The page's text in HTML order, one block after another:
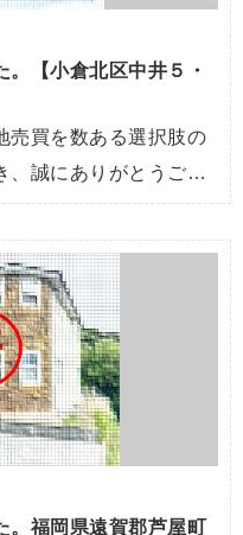
【小倉北区中井５・
売買を数ある選択肢の
、誠にありがとうご…
。福岡県遠賀郡芦屋町